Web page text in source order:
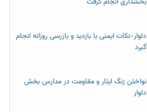
دلوار-نکات ایمنی با بازدید و بازرسی روزانه انجام
گیرد
نواختن زنگ ایثار و مقاومت در مدارس بخش
دلوار